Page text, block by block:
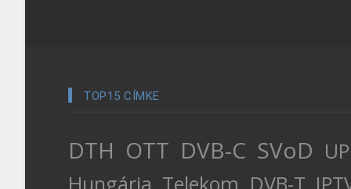
TOP15 CÍMKE
DTH OTT DVB-C SVoD